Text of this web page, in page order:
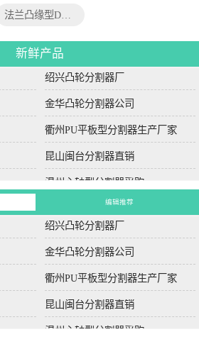
法兰凸缘型DF系列
新鲜产品
绍兴凸轮分割器厂
金华凸轮分割器公司
衢州PU平板型分割器生产厂家
昆山闽台分割器直销
温州心轴型分割器采购
编辑推荐
绍兴凸轮分割器厂
金华凸轮分割器公司
衢州PU平板型分割器生产厂家
昆山闽台分割器直销
温州心轴型分割器采购